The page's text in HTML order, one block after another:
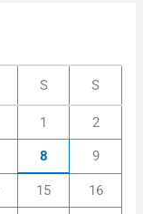
S S
1 2
8 9
15 16